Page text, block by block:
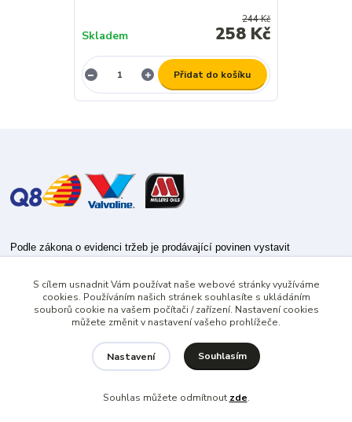
244 Kč
258 Kč
Skladem
Přidat do košíku
Podle zákona o evidenci tržeb je prodávající povinen vystavit
Zároveň je povinen zaevidovat přijatou tržbu u správce daně online; v
případě technického výpadku pak nejpozději do 48 hodin.
S cílem usnadnit Vám používat naše webové stránky využíváme
cookies. Používáním našich stránek souhlasíte s ukládáním
souborů cookie na vašem počítači / zařízení. Nastavení cookies
můžete změnit v nastavení vašeho prohlížeče.
Nastavení Souhlasím
Souhlas můžete odmítnout zde.